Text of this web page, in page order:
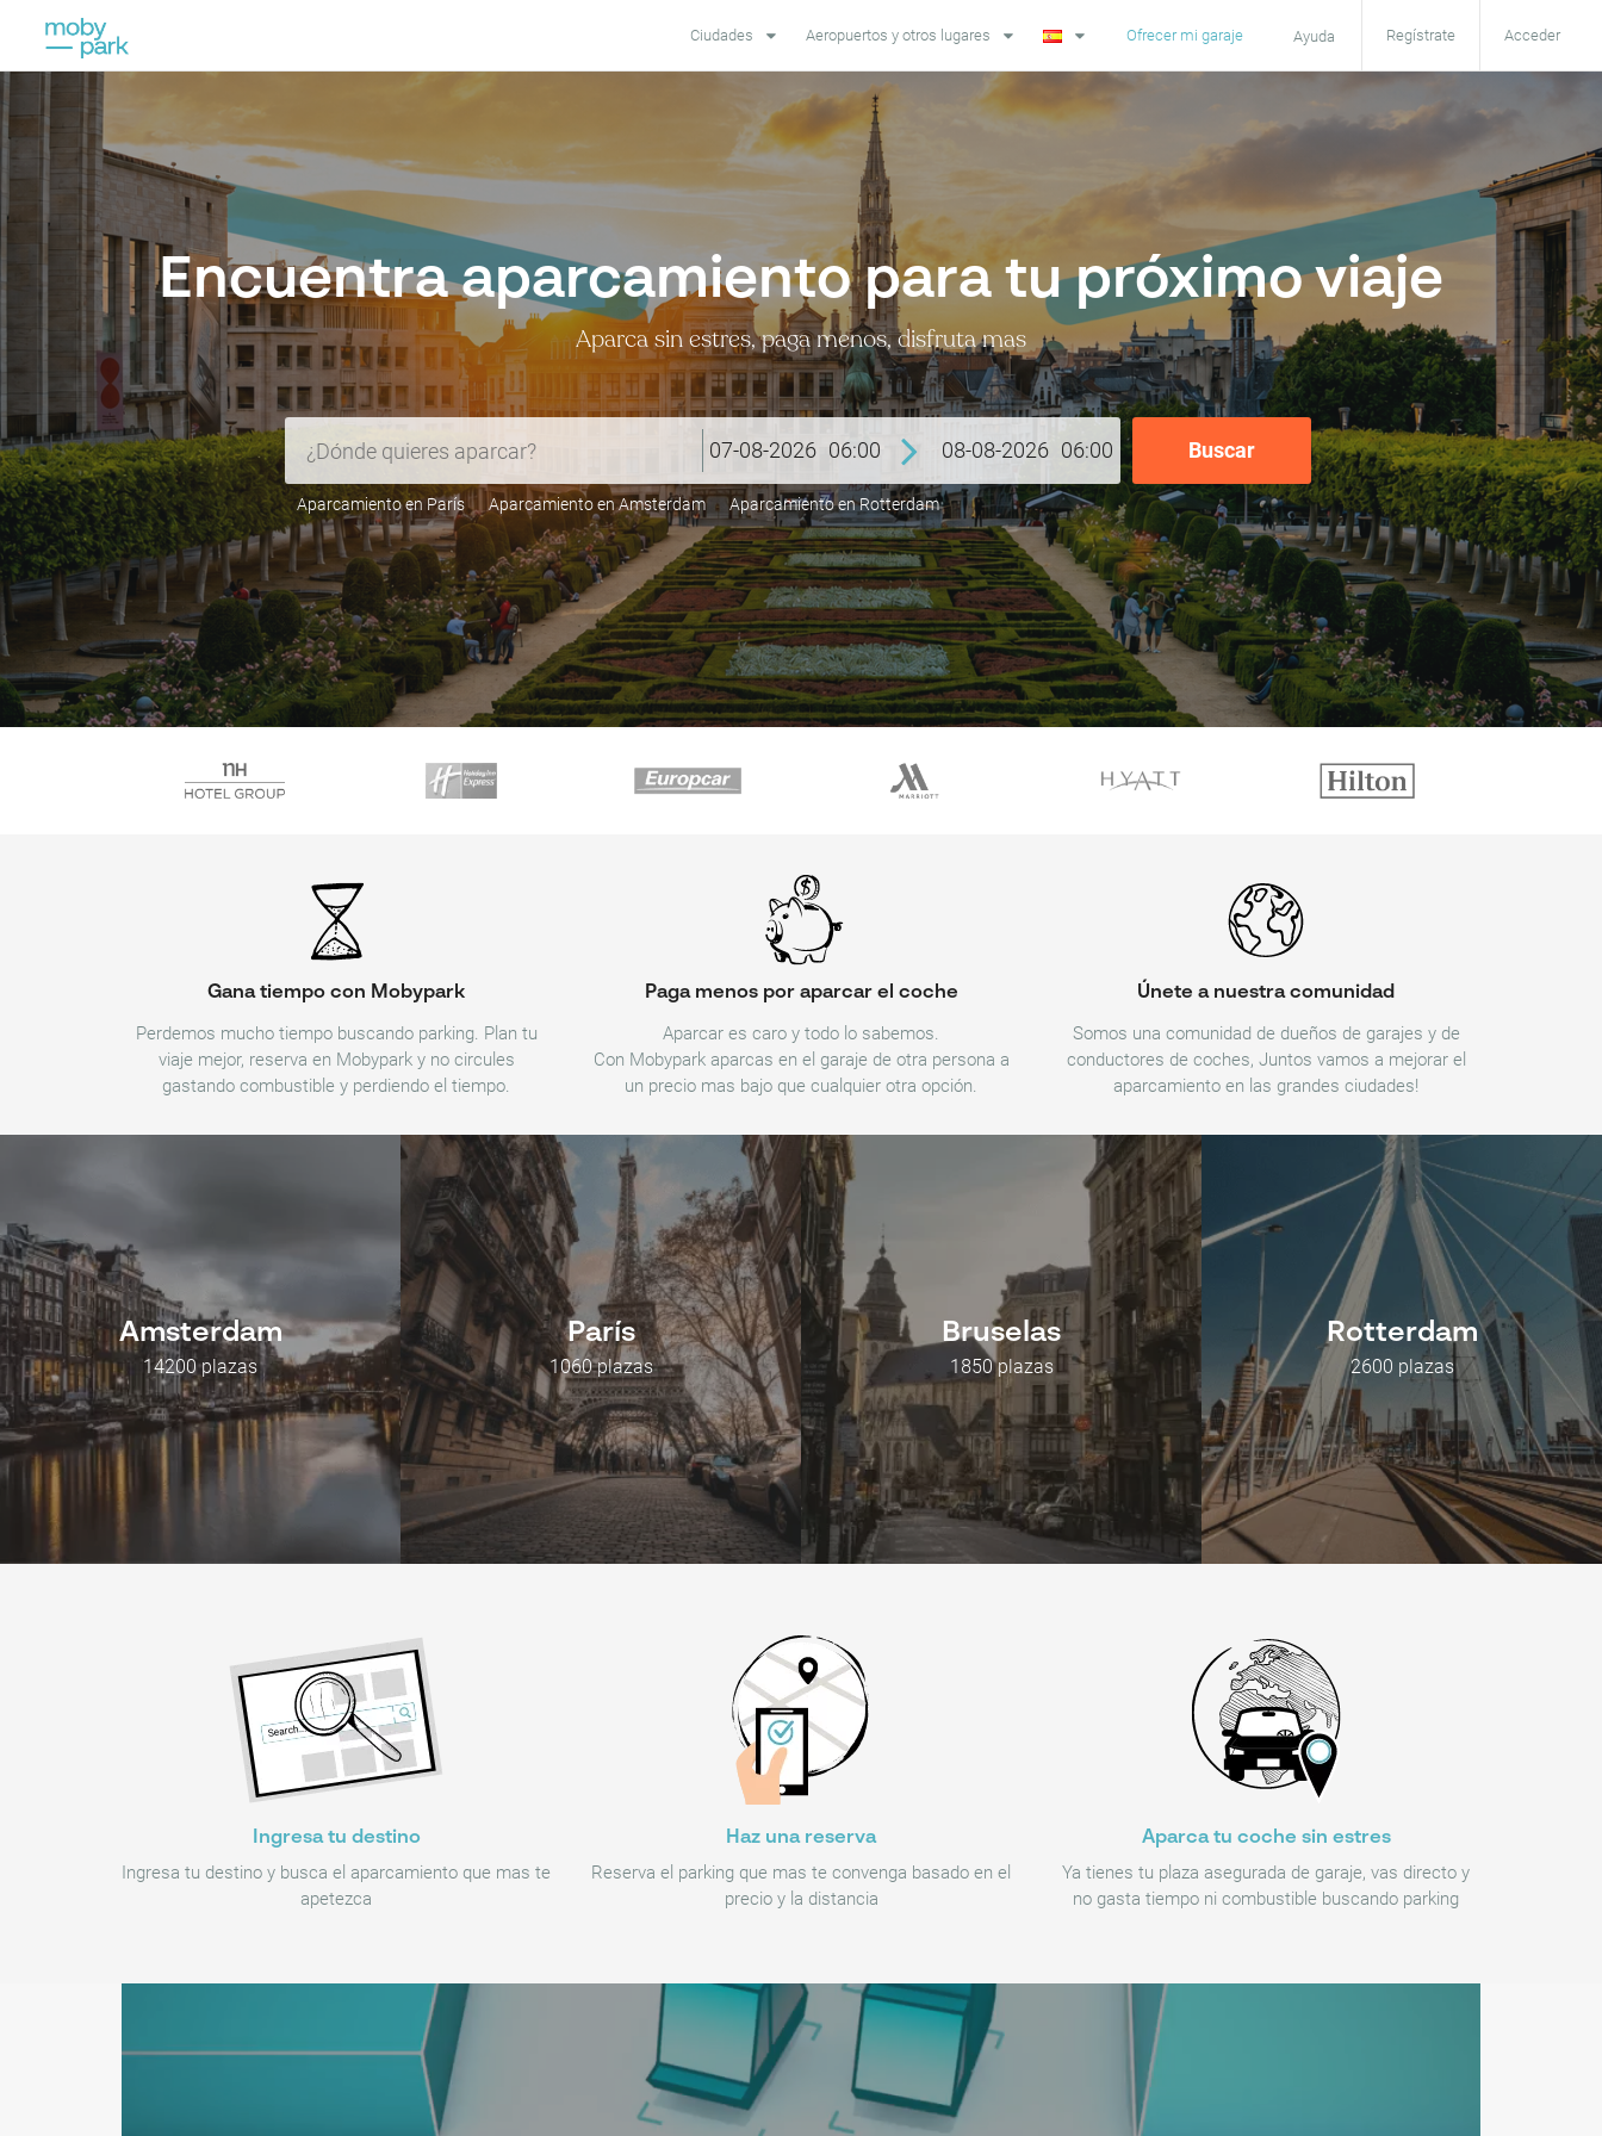
Ofrecer mi garaje Ayuda Regístrate Acceder
Ciudades Aeropuertos y otros lugares
Encuentra aparcamiento para tu próximo viaje
Aparca sin estres, paga menos, disfruta mas
07-08-2026 06:00 08-08-2026 06:00 Buscar
Aparcamiento en París Aparcamiento en Amsterdam Aparcamiento en Rotterdam
Gana tiempo con Mobypark
Perdemos mucho tiempo buscando parking. Plan tu
viaje mejor, reserva en Mobypark y no circules
gastando combustible y perdiendo el tiempo.
Paga menos por aparcar el coche
Aparcar es caro y todo lo sabemos.
Con Mobypark aparcas en el garaje de otra persona a
un precio mas bajo que cualquier otra opción.
Únete a nuestra comunidad
Somos una comunidad de dueños de garajes y de
conductores de coches, Juntos vamos a mejorar el
aparcamiento en las grandes ciudades!
Amsterdam
14200 plazas
París
1060 plazas
Bruselas
1850 plazas
Rotterdam
2600 plazas
Ingresa tu destino
Ingresa tu destino y busca el aparcamiento que mas te
apetezca
Haz una reserva
Reserva el parking que mas te convenga basado en el
precio y la distancia
Aparca tu coche sin estres
Ya tienes tu plaza asegurada de garaje, vas directo y
no gasta tiempo ni combustible buscando parking